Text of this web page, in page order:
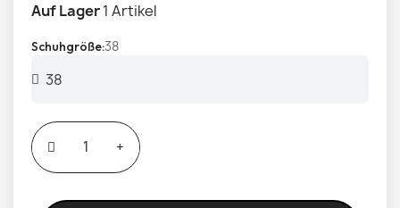
Auf Lager1 Artikel
Schuhgröße 38